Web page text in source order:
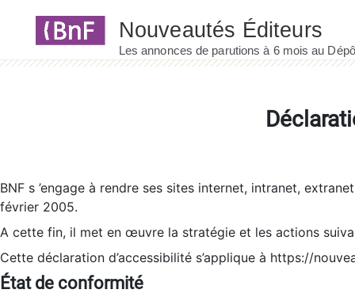
BNF s ’engage à rendre ses sites internet, intranet,
février 2005.
A cette fin, il met en œuvre la stratégie et les actions
Cette déclaration d’accessibilité s’applique à https://
État de conformité